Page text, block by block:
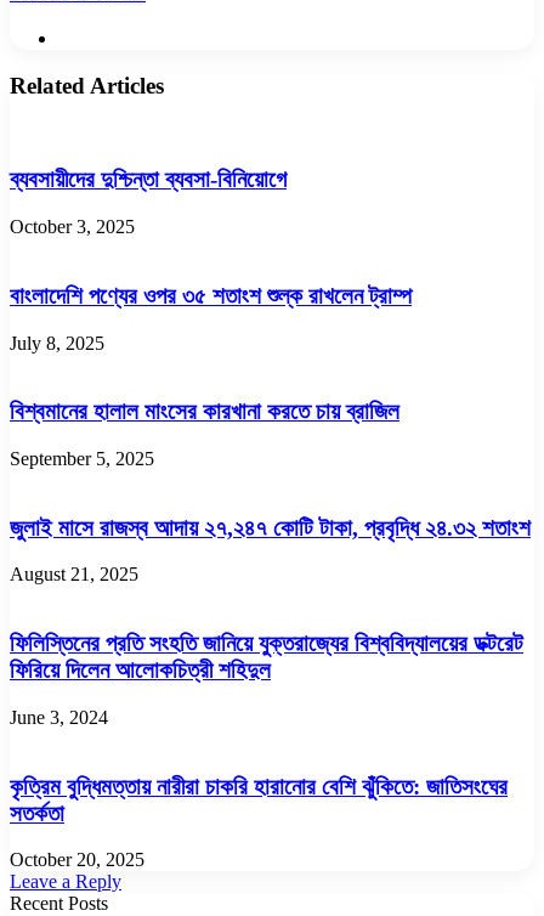
Related Articles
ব্যবসায়ীদের দুশ্চিন্তা ব্যবসা-বিনিয়োগে
October 3, 2025
বাংলাদেশি পণ্যের ওপর ৩৫ শতাংশ শুল্ক রাখলেন ট্রাম্প
July 8, 2025
বিশ্বমানের হালাল মাংসের কারখানা করতে চায় ব্রাজিল
September 5, 2025
জুলাই মাসে রাজস্ব আদায় ২৭,২৪৭ কোটি টাকা, প্রবৃদ্ধি ২৪.৩২ শতাংশ
August 21, 2025
ফিলিস্তিনের প্রতি সংহতি জানিয়ে যুক্তরাজ্যের বিশ্ববিদ্যালয়ের ডক্টরেট
ফিরিয়ে দিলেন আলোকচিত্রী শহিদুল
June 3, 2024
কৃত্রিম বুদ্ধিমত্তায় নারীরা চাকরি হারানোর বেশি ঝুঁকিতে: জাতিসংঘের
সতর্কতা
October 20, 2025
Leave a Reply
Recent Posts